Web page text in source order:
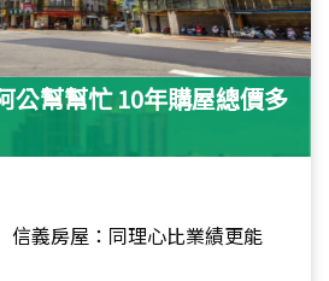
公幫幫忙 10年購屋總價多
義房屋：同理心比業績更能